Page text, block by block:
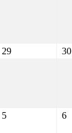
29 30
5 6